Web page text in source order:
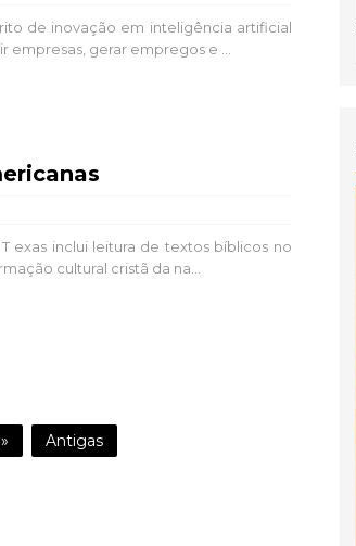
de inovação em inteligência artificial
empresas, gerar empregos e ...
exas inclui leitura de textos bíblicos no
cultural cristã da na...
Antigas